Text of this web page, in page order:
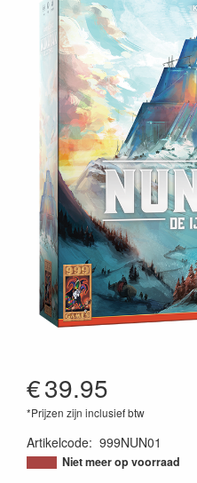
€39.95
*Prijzen zijn inclusief btw
Artikelcode: 999NUN01
8720289477400
Niet meer op voorraad